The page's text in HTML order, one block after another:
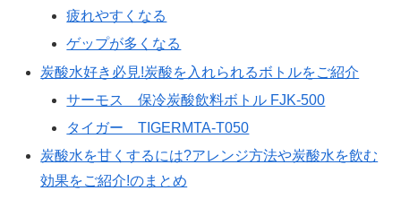
疲れやすくなる
ゲップが多くなる
炭酸水好き必見!炭酸を入れられるボトルをご紹介
サーモス 保冷炭酸飲料ボトル FJK-500
タイガー TIGERMTA-T050
炭酸水を甘くするには?アレンジ方法や炭酸水を飲む
効果をご紹介!のまとめ